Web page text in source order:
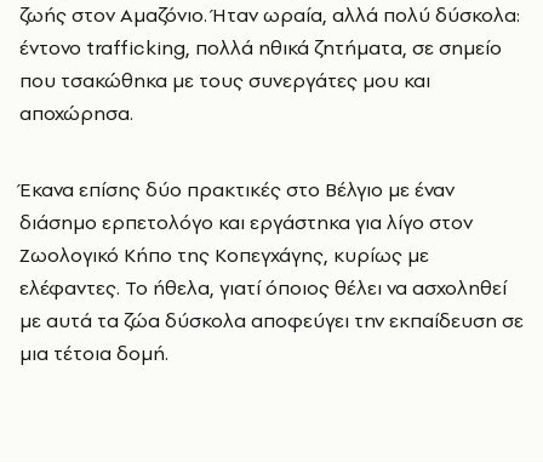
ζωής στον Αμαζόνιο. Ήταν ωραία, αλλά πολύ δύσκολα:
έντονο trafficking, πολλά ηθικά ζητήματα, σε σημείο
που τσακώθηκα με τους συνεργάτες μου και
αποχώρησα.
Έκανα επίσης δύο πρακτικές στο Βέλγιο με έναν
διάσημο ερπετολόγο και εργάστηκα για λίγο στον
Ζωολογικό Κήπο της Κοπεγχάγης, κυρίως με
ελέφαντες. Το ήθελα, γιατί όποιος θέλει να ασχοληθεί
με αυτά τα ζώα δύσκολα αποφεύγει την εκπαίδευση σε
μια τέτοια δομή.